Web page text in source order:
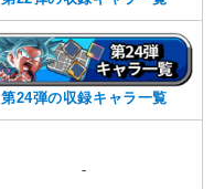
第24弾の収録キャラ一覧
-